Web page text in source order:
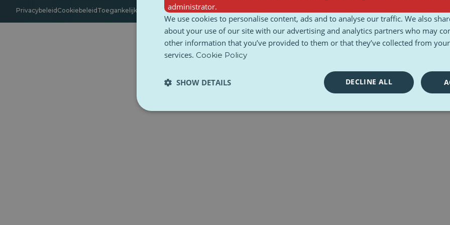
Privacybeleid Cookiebeleid Toegankelijkheid Algemene voorwaarden
administrator.
We use cookies to personalise content, ads and to analyse our traffic. We also
about your use of our site with our advertising and analytics partners who may
other information that you’ve provided to them or that they’ve collected from
services. Cookie Policy
DECLINE ALL
SHOW DETAILS